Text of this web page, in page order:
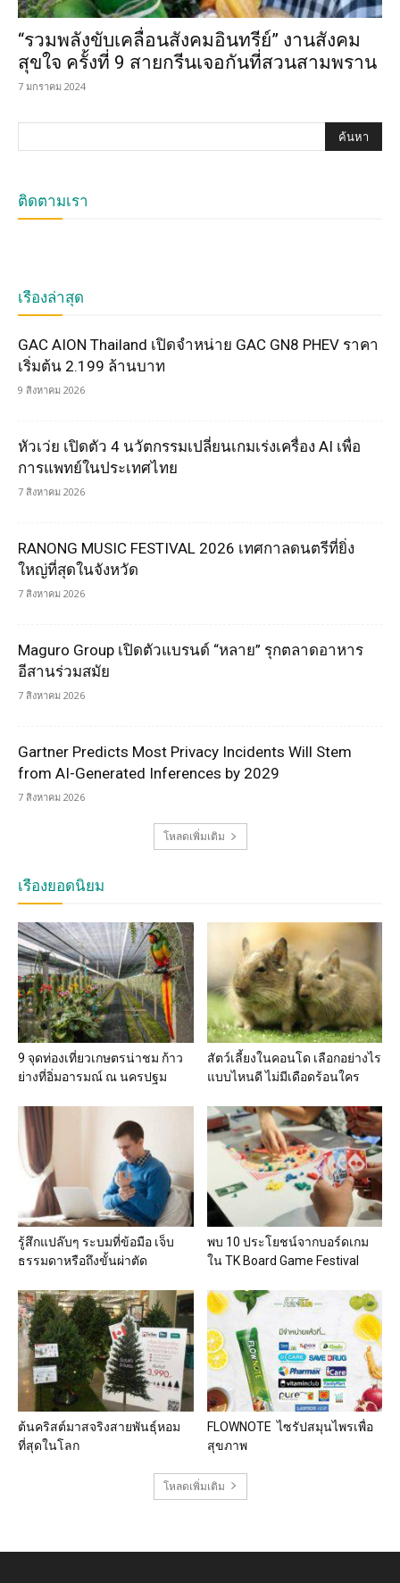
“รวมพลังขับเคลื่อนสังคมอินทรีย์” งานสังคม
สุขใจ ครั้งที่ 9 สายกรีนเจอกันที่สวนสามพราน
7 มกราคม 2024
ติดตามเรา
เรื่องล่าสุด
GAC AION Thailand เปิดจำหน่าย GAC GN8 PHEV ราคา
เริ่มต้น 2.199 ล้านบาท
9 สิงหาคม 2026
หัวเว่ย เปิดตัว 4 นวัตกรรมเปลี่ยนเกมเร่งเครื่อง AI เพื่อ
การแพทย์ในประเทศไทย
7 สิงหาคม 2026
RANONG MUSIC FESTIVAL 2026 เทศกาลดนตรีที่ยิ่ง
ใหญ่ที่สุดในจังหวัด
7 สิงหาคม 2026
Maguro Group เปิดตัวแบรนด์ “หลาย” รุกตลาดอาหาร
อีสานร่วมสมัย
7 สิงหาคม 2026
Gartner Predicts Most Privacy Incidents Will Stem
from AI-Generated Inferences by 2029
7 สิงหาคม 2026
โหลดเพิ่มเติม
เรื่องยอดนิยม
9 จุดท่องเที่ยวเกษตรน่าชม ก้าว
ย่างที่อิ่มอารมณ์ ณ นครปฐม
สัตว์เลี้ยงในคอนโด เลือกอย่างไร
แบบไหนดี ไม่มีเดือดร้อนใคร
รู้สึกแปล๊บๆ ระบมที่ข้อมือ เจ็บ
ธรรมดาหรือถึงขั้นผ่าตัด
พบ 10 ประโยชน์จากบอร์ดเกม
ใน TK Board Game Festival
ต้นคริสต์มาสจริงสายพันธุ์หอม
ที่สุดในโลก
FLOWNOTE ไซรัปสมุนไพรเพื่อ
สุขภาพ
โหลดเพิ่มเติม